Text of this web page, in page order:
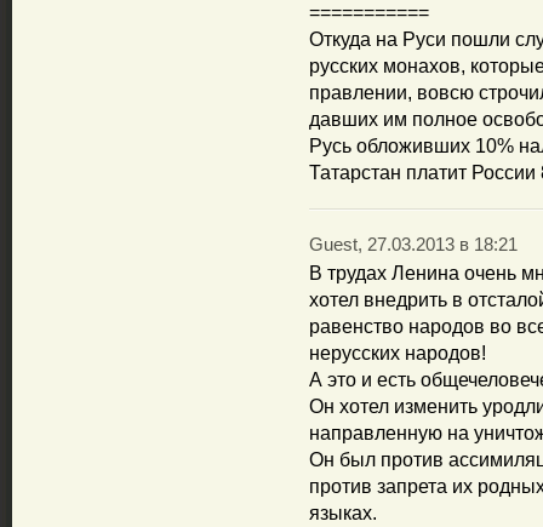
===========
Откуда на Руси пошли
русских монахов,
правлении, вовсю
давших им полное
Русь обложивших 10%
Татарстан платит России
Guest, 27.03.2013 в 18:21
В трудах Ленина очень
хотел внедрить в
равенство народов во
нерусских народов!
А это и есть
Он хотел изменить
направленную на
Он был против
против запрета их
языках.